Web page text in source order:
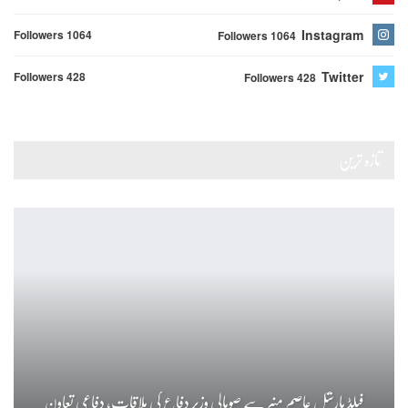
Instagram
Followers 1064
Followers 1064
Twitter
Followers 428
Followers 428
فیلڈ مارشل عاصم منیر سے صومالی وزیر دفاع کی ملاقات، دفاعی تعاون